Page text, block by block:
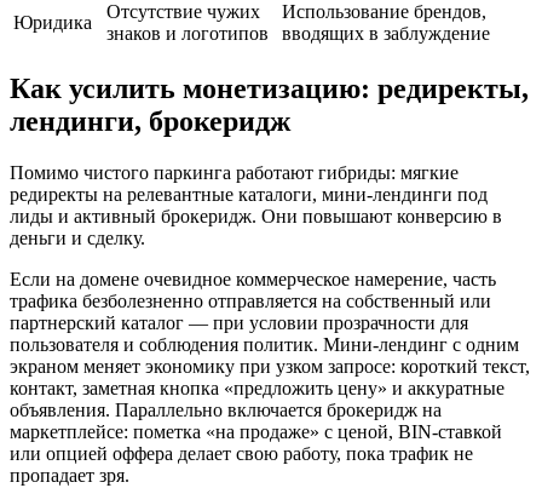
Юридика
Отсутствие чужих
знаков и логотипов
Использование брендов,
вводящих в заблуждение
Как усилить монетизацию: редиректы,
лендинги, брокеридж
Помимо чистого паркинга работают гибриды: мягкие
редиректы на релевантные каталоги, мини‑лендинги под
лиды и активный брокеридж. Они повышают конверсию в
деньги и сделку.
Если на домене очевидное коммерческое намерение, часть
трафика безболезненно отправляется на собственный или
партнерский каталог — при условии прозрачности для
пользователя и соблюдения политик. Мини‑лендинг с одним
экраном меняет экономику при узком запросе: короткий текст,
контакт, заметная кнопка «предложить цену» и аккуратные
объявления. Параллельно включается брокеридж на
маркетплейсе: пометка «на продаже» с ценой, BIN‑ставкой
или опцией оффера делает свою работу, пока трафик не
пропадает зря.